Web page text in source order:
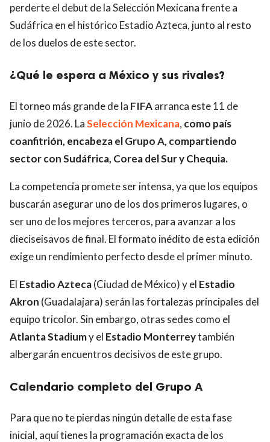
perderte el debut de la Selección Mexicana frente a
Sudáfrica en el histórico Estadio Azteca, junto al resto
de los duelos de este sector.
¿Qué le espera a México y sus rivales?
El torneo más grande de la FIFAarranca este 11 de
junio de 2026. LaSelección Mexicana, como país
coanfitrión, encabeza el Grupo A, compartiendo
sector con Sudáfrica, Corea del Sur y Chequia.
La competencia promete ser intensa, ya que los equipos
buscarán asegurar uno de los dos primeros lugares, o
ser uno de los mejores terceros, para avanzar a los
dieciseisavos de final. El formato inédito de esta edición
exige un rendimiento perfecto desde el primer minuto.
El Estadio Azteca(Ciudad de México) y el Estadio
Akron (Guadalajara) serán las fortalezas principales del
equipo tricolor. Sin embargo, otras sedes como el
Atlanta Stadiumy el Estadio Monterreytambién
albergarán encuentros decisivos de este grupo.
Calendario completo del Grupo A
Para que no te pierdas ningún detalle de esta fase
inicial, aquí tienes la programación exacta de los